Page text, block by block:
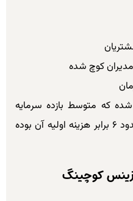
که متوسط بازده سرمایه
گذاری (ROI) بیزینس کوچینگ حدود ۶ برابر هزینه اولیه آن بوده
کوچینگ